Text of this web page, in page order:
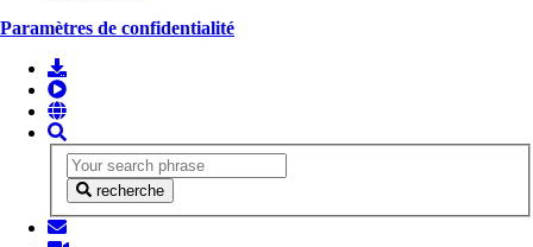
Paramètres de confidentialité
recherche